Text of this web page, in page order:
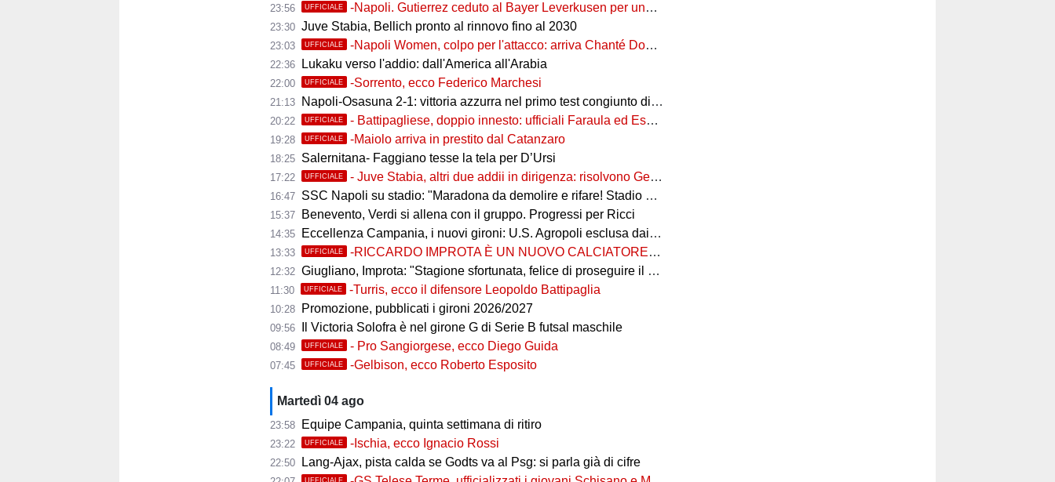
23:56 UFFICIALE -Napoli. Gutierrez ceduto al Bayer Leverkusen per una cifra record
23:30 Juve Stabia, Bellich pronto al rinnovo fino al 2030
23:03 UFFICIALE -Napoli Women, colpo per l'attacco: arriva Chanté Dompig
22:36 Lukaku verso l'addio: dall'America all'Arabia
22:00 UFFICIALE -Sorrento, ecco Federico Marchesi
21:13 Napoli-Osasuna 2-1: vittoria azzurra nel primo test congiunto di Castel di Sangro
20:22 UFFICIALE - Battipagliese, doppio innesto: ufficiali Faraula ed Esposito
19:28 UFFICIALE -Maiolo arriva in prestito dal Catanzaro
18:25 Salernitana- Faggiano tesse la tela per D’Ursi
17:22 UFFICIALE - Juve Stabia, altri due addii in dirigenza: risolvono Gerbo e Zanardini
16:47 SSC Napoli su stadio: "Maradona da demolire e rifare! Stadio nuovo in ex area Q8"
15:37 Benevento, Verdi si allena con il gruppo. Progressi per Ricci
14:35 Eccellenza Campania, i nuovi gironi: U.S. Agropoli esclusa dai ripescaggi
13:33 UFFICIALE -RICCARDO IMPROTA È UN NUOVO CALCIATORE DEL GIUGLIANO
12:32 Giugliano, Improta: "Stagione sfortunata, felice di proseguire il percorso"
11:30 UFFICIALE -Turris, ecco il difensore Leopoldo Battipaglia
10:28 Promozione, pubblicati i gironi 2026/2027
09:56 Il Victoria Solofra è nel girone G di Serie B futsal maschile
08:49 UFFICIALE - Pro Sangiorgese, ecco Diego Guida
07:45 UFFICIALE -Gelbison, ecco Roberto Esposito
Martedì 04 ago
23:58 Equipe Campania, quinta settimana di ritiro
23:22 UFFICIALE -Ischia, ecco Ignacio Rossi
22:50 Lang-Ajax, pista calda se Godts va al Psg: si parla già di cifre
UFFICIALE